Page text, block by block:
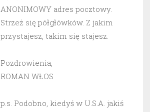
ANONIMOWY adres pocztowy.
Strzeż się półgłówków. Z jakim
przystajesz, takim się stajesz.
Pozdrowienia,
ROMAN WŁOS
p.s. Podobno, kiedyś w U.S.A. jakiś